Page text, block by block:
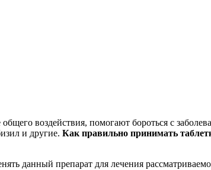
воздействия, помогают бороться с
и другие. Как правильно принимать
данный препарат для лечения